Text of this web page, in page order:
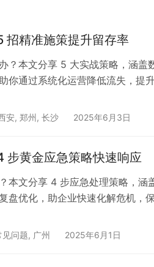
招精准施策提升留存率
？本文分享 5 大实战策略，涵盖
你通过系统化运营降低流失，提
安, 郑州, 长沙 2025年6月3日
步黄金应急策略快速响应​
本文分享 4 步应急处理策略，涵
盘优化，助企业快速化解危机，
见问题, 广州 2025年6月1日